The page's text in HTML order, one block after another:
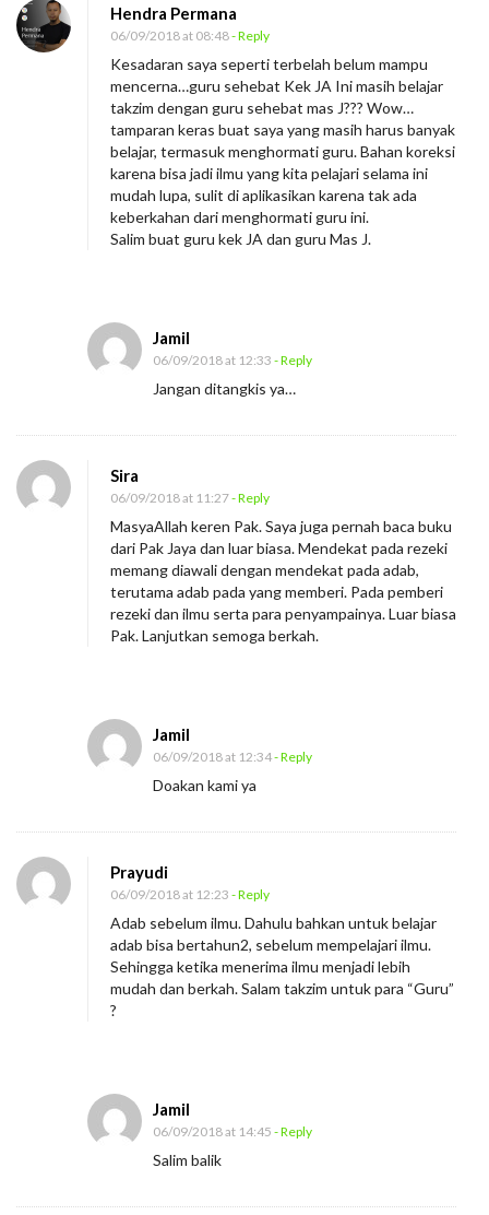
i
d
T
e
r
h
a
d
a
u
u
Hendra Permana
06/09/2018 at 08:48- Reply
Kesadaran saya seperti terbelah belum mampu
mencerna…guru sehebat Kek JA Ini masih belajar
takzim dengan guru sehebat mas J??? Wow…
tamparan keras buat saya yang masih harus banyak
belajar, termasuk menghormati guru. Bahan koreksi
karena bisa jadi ilmu yang kita pelajari selama ini
mudah lupa, sulit di aplikasikan karena tak ada
keberkahan dari menghormati guru ini.
Salim buat guru kek JA dan guru Mas J.
Jamil
06/09/2018 at 12:33 - Reply
Jangan ditangkis ya…
Sira
06/09/2018 at 11:27- Reply
MasyaAllah keren Pak. Saya juga pernah baca buku
dari Pak Jaya dan luar biasa. Mendekat pada rezeki
memang diawali dengan mendekat pada adab,
terutama adab pada yang memberi. Pada pemberi
rezeki dan ilmu serta para penyampainya. Luar biasa
Pak. Lanjutkan semoga berkah.
Jamil
06/09/2018 at 12:34- Reply
Doakan kami ya
Prayudi
06/09/2018 at 12:23 - Reply
Adab sebelum ilmu. Dahulu bahkan untuk belajar
adab bisa bertahun2, sebelum mempelajari ilmu.
Sehingga ketika menerima ilmu menjadi lebih
mudah dan berkah. Salam takzim untuk para “Guru”
?
Jamil
06/09/2018 at 14:45 - Reply
Salim balik